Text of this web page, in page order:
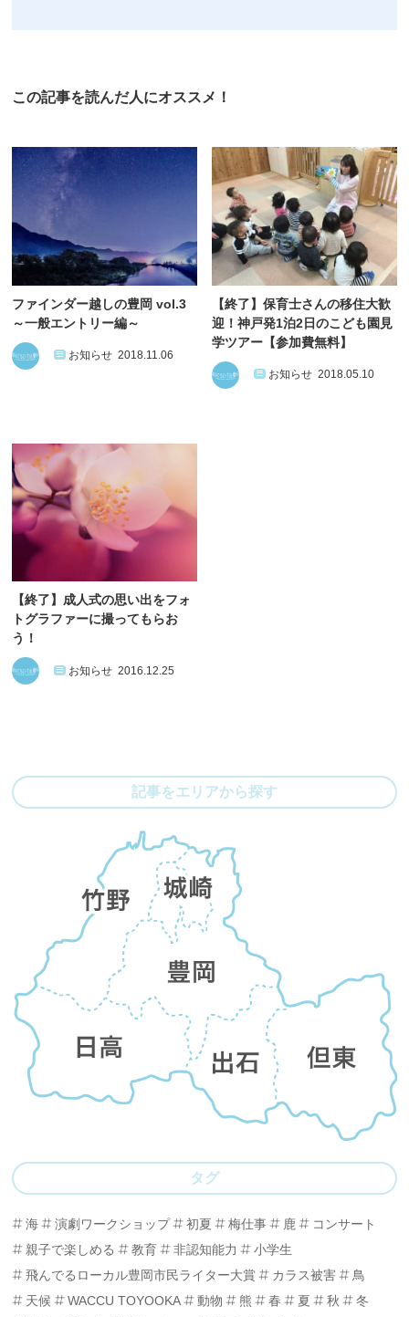
この記事を読んだ人にオススメ！
ファインダー越しの豊岡 vol.3
～一般エントリー編～
お知らせ 2018.11.06
【終了】保育士さんの移住大歓
迎！神戸発1泊2日のこども園見
学ツアー【参加費無料】
お知らせ 2018.05.10
【終了】成人式の思い出をフォ
トグラファーに撮ってもらお
う！
お知らせ 2016.12.25
記事をエリアから探す
タグ
海 演劇ワークショップ 初夏 梅仕事 鹿
コンサート
親子で楽しめる
教育 非認知能力
小学生
飛んでるローカル豊岡市民ライター大賞
カラス被害
鳥
天候
WACCU TOYOOKA 動物 熊 春 夏 秋
冬